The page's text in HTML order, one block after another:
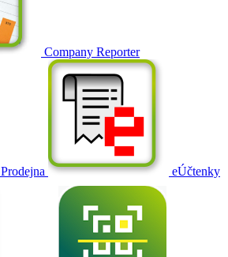
Company Reporter
Prodejna eÚčtenky